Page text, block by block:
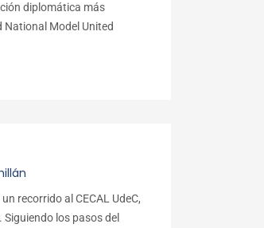
diplomática más
National Model United
recorrido al CECAL UdeC,
los pasos del